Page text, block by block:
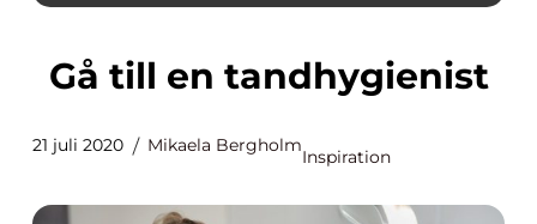
Gå till en tandhygienist
21 juli 2020 Mikaela Bergholm
Inspiration